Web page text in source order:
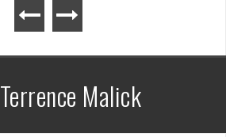
Terrence Malick